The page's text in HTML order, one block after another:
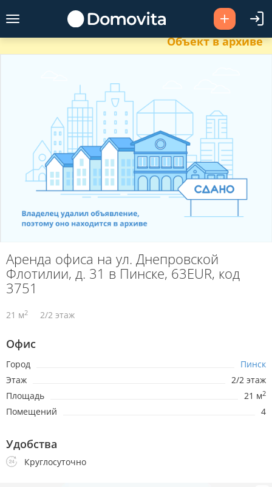
Объект в архиве
Аренда офиса на ул. Днепровской
Флотилии, д. 31 в Пинске, 63EUR, код
3751
21 м2 2/2 этаж
Офис
Город
Пинск
Этаж
2/2 этаж
Площадь
21 м2
Помещений 4
Удобства
Круглосуточно